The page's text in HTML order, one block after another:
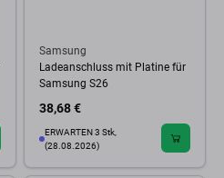
Samsung
Ladeanschluss mit Platine für
Samsung S26
38,68 €
ERWARTEN 3 Stk,
(28.08.2026)